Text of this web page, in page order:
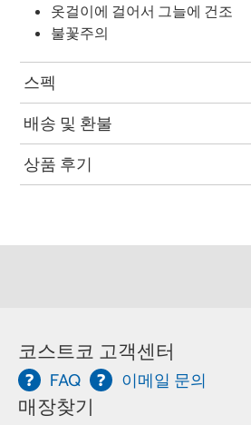
옷걸이에 걸어서 그늘에 건조
불꽃주의
스펙
배송 및 환불
상품 후기
코스트코 고객센터
FAQ 이메일 문의
매장찾기